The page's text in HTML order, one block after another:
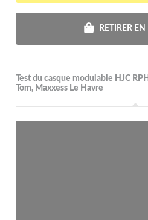
RETIRER
Test du casque modulable HJC
Tom, Maxxess Le Havre